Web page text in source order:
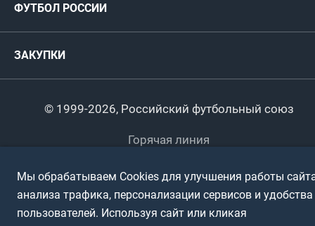
Титулы и трофеи
Международные
Турниры клубов
Регионы
ФУТБОЛ РОССИИ
Пляжный
ПОДА-футбол
Футбольное двоеборье
Любители
Спортшколы
Ветераны
ЗАКУПКИ
© 1999-2026, Российский футбольный союз
Горячая линия
Политика обработки персональных данных
Использование информации
Мы обрабатываем Cookies для улучшения работы
анализа трафика, персонализации сервисов и удобства
пользователей. Используя сайт или кликая